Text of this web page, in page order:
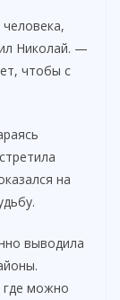
Николай. —
чтобы с
на
выводила
где можно